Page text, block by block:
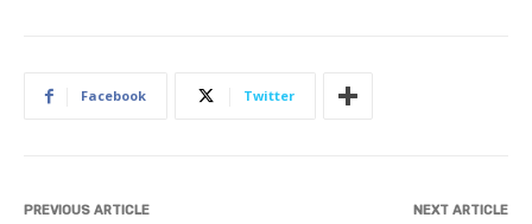
Facebook Twitter
PREVIOUS ARTICLE NEXT ARTICLE